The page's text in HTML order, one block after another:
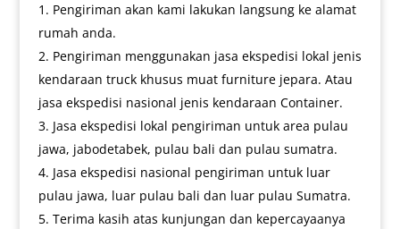
Pengiriman akan kami lakukan langsung ke alamat
rumah anda.
Pengiriman menggunakan jasa ekspedisi lokal jenis
kendaraan truck khusus muat furniture jepara. Atau
jasa ekspedisi nasional jenis kendaraan Container.
Jasa ekspedisi lokal pengiriman untuk area pulau
jawa, jabodetabek, pulau bali dan pulau sumatra.
Jasa ekspedisi nasional pengiriman untuk luar
pulau jawa, luar pulau bali dan luar pulau Sumatra.
Terima kasih atas kunjungan dan kepercayaanya